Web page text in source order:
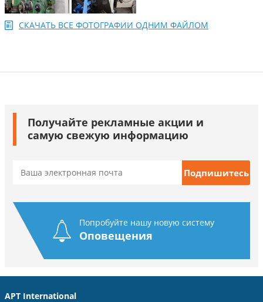
СКАЧАТЬ ВСЕ ФОТОГРАФИИ ОДНИМ ФАЙЛОМ
Получайте рекламные акции и
самую свежую информацию
Попробуйте нашу новую систему
Оповещения
APT International